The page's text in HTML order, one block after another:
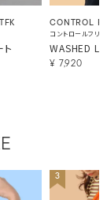
ト
CONTROL
コントロールフリ
WASHED
¥ 7,920
3